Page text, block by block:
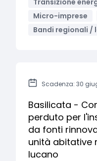
Transizione
Micro-imprese
Bandi regionali /
Scadenza: 30
Basilicata -
perduto per
da fonti
unità abitative
lucano